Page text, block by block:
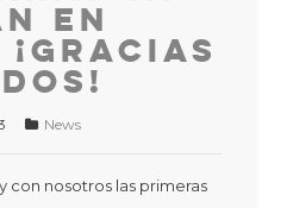
en
¡Gracias
News
con nosotros las primeras